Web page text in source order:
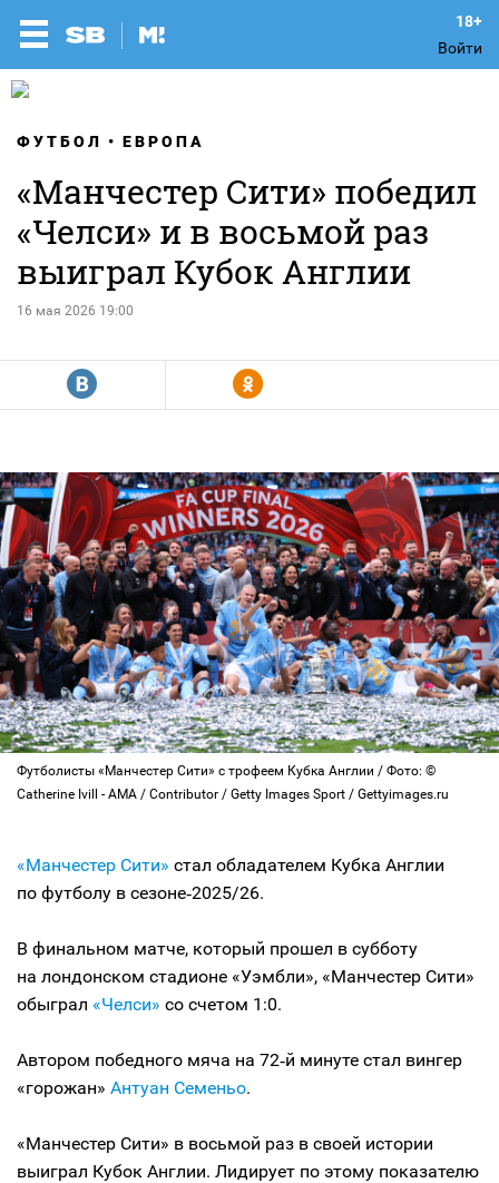
Войти
ФУТБОЛ ЕВРОПА
«Манчестер Сити» победил
«Челси» и в восьмой раз
выиграл Кубок Англии
16 мая 2026 19:00
R Y
Футболисты «Манчестер Сити» с трофеем Кубка Англии / Фото: ©
Catherine Ivill - AMA / Contributor / Getty Images Sport / Gettyimages.ru
«Манчестер Сити» стал обладателем Кубка Англии
по футболу в сезоне‑2025/26.
В финальном матче, который прошел в субботу
на лондонском стадионе «Уэмбли», «Манчестер Сити»
обыграл «Челси» со счетом 1:0.
Автором победного мяча на 72‑й минуте стал вингер
«горожан» Антуан Семеньо.
«Манчестер Сити» в восьмой раз в своей истории
выиграл Кубок Англии. Лидирует по этому показателю